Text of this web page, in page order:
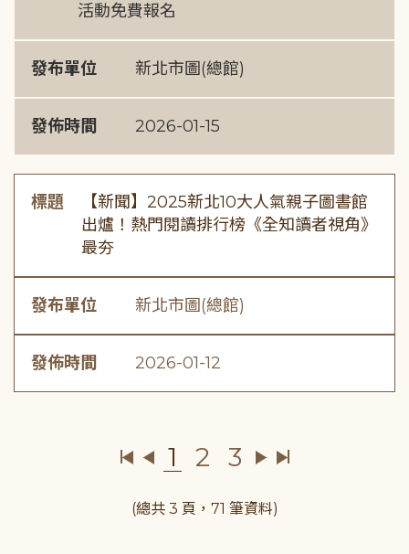
活動免費報名
發布單位 新北市圖(總館)
發佈時間 2026-01-15
標題
【新聞】2025新北10大人氣親子圖書館
出爐！熱門閱讀排行榜《全知讀者視角》
最夯
發布單位 新北市圖(總館)
發佈時間 2026-01-12
1 2 3
(總共 3 頁，71 筆資料)